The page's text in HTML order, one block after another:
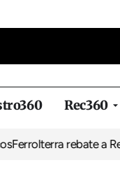
Rec360
rebate a Renfe y